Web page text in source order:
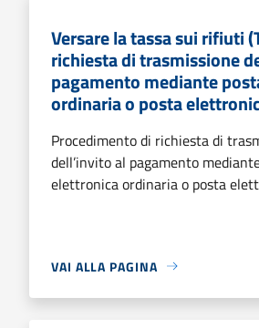
Versare la tassa sui rifiuti
richiesta di trasmissione
pagamento mediante
ordinaria o posta
Procedimento di richiesta di
dell’invito al pagamento
elettronica ordinaria o posta
VAI ALLA PAGINA